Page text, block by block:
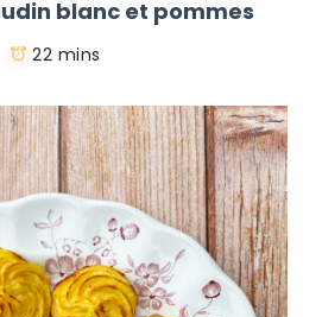
blanc et pommes
22 mins